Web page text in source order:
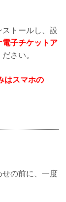
トールし、設
電子チケットア
さい。
はスマホの
せの前に、一度